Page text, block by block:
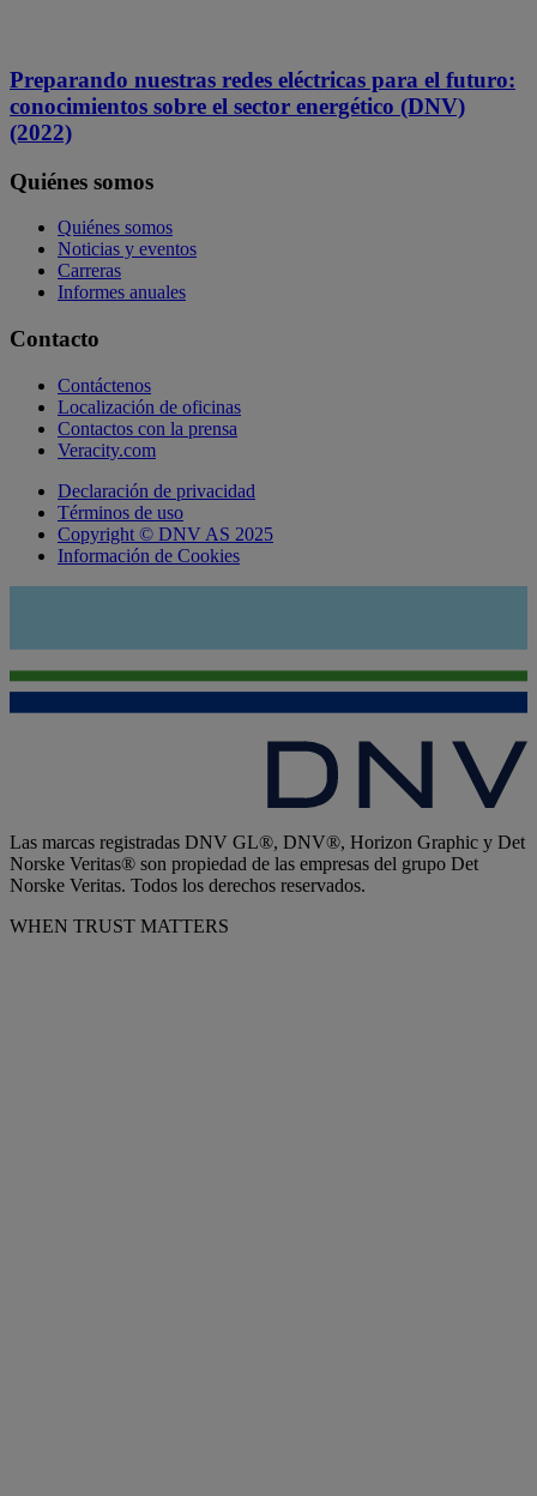
Preparando nuestras redes eléctricas para el futuro:
conocimientos sobre el sector energético (DNV)
(2022)
Quiénes somos
Quiénes somos
Noticias y eventos
Carreras
Informes anuales
Contacto
Contáctenos
Localización de oficinas
Contactos con la prensa
Veracity.com
Declaración de privacidad
Términos de uso
Copyright © DNV AS 2025
Información de Cookies
Las marcas registradas DNV GL®, DNV®, Horizon Graphic y Det
Norske Veritas® son propiedad de las empresas del grupo Det
Norske Veritas. Todos los derechos reservados.
WHEN TRUST MATTERS